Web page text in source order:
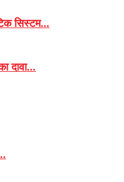
सिस्टम...
दावा...